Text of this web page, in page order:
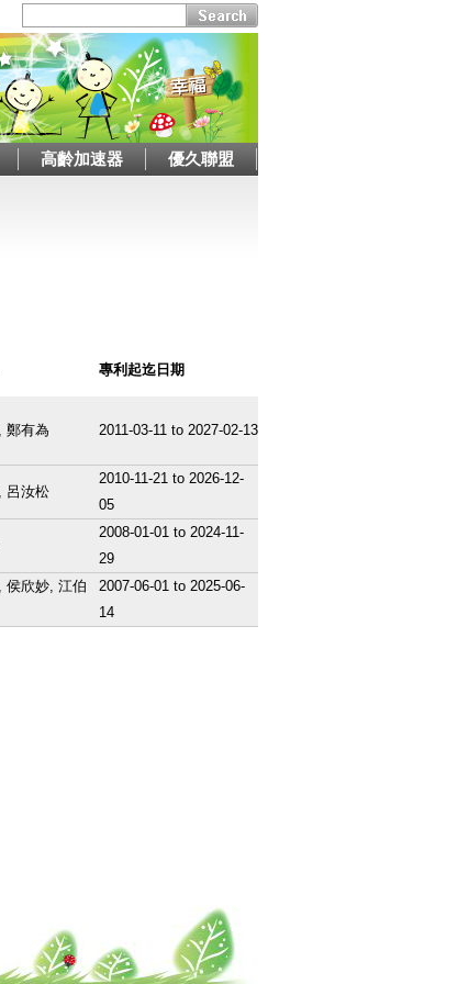
高齡加速器 優久聯盟
專利起迄日期
鄭有為 2011-03-11 to 2027-02-13
呂汝松
2010-11-21 to 2026-12-
05
2008-01-01 to 2024-11-
29
侯欣妙, 江伯
2007-06-01 to 2025-06-
14